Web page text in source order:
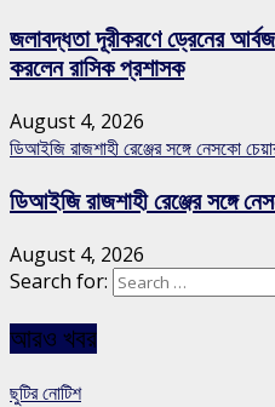
জলাবদ্ধতা দূরীকরণে ড্রেনের
করলেন রাসিক প্রশাসক
August 4, 2026
ডিআইজি রাজশাহী রেঞ্জের সঙ্গে নেসকো
ডিআইজি রাজশাহী রেঞ্জের সঙ্গে
August 4, 2026
Search for:
আরও খবর
ছুটির নোটিশ